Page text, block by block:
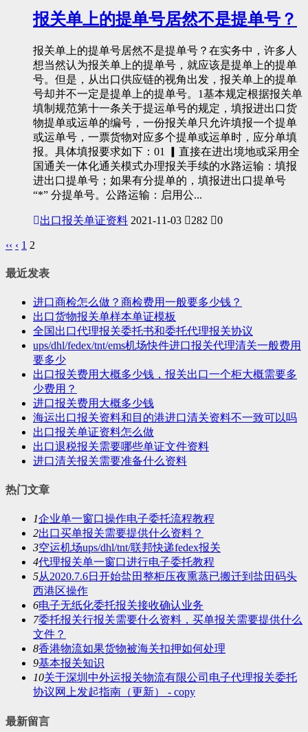
报关单上的提单号居然不是提单号？
报关单上的提单号居然不是提单号？在实务中，许多人
想当然认为报关单上的提单号，就应该是提单上的提单
号。但是，从出口供应链的视角出发，报关单上的提单
号却并不一定是提单上的提单号。1基本规定根据报关单
填制规范第十一条关于提运单号的规定，填报进出口货
物提单或运单的编号，一份报关单只允许填报一个提单
或运单号，一票货物对应多个提单或运单时，应分单填
报。具体填报要求如下：01 ▎直接在进出境地或采用全
国通关一体化通关模式办理报关手续的水路运输：填报
进出口提单号；如果有分提单的，填报进出口提单号
“*” 分提单号。公路运输：启用公...
出口报关单证资料 2021-11-03 282 0
‹‹ ‹ 1 2
最近发表
进口商检怎么做？商检费用一般要多少钱？
出口货物报关单样本单证模板
全国出口代理报关委托书和委托代理报关协议
ups/dhl/fedex/tnt/ems机场快件进口报关代理清关一般费用
要多少
出口报关费用大概多少钱，报关出口一个柜大概需要多
少费用？
进口报关费用大概多少钱
海运出口报关资料和目的港进口清关资料不一致可以吗
出口报关单证资料怎么做
出口退税报关需要哪些单证文件资料
进口清关报关需要准备什么资料
热门文章
1企业单一窗口操作电子委托流程教程
2出口买单报关需要提供什么资料？
3空运机场ups/dhl/tnt/联邦快递fedex报关
4代理报关单一窗口进行电子委托教程
5从2020.7.6日开始盐田整柜压夜熏蒸已搬迁到盐田码头
西港区操作
6电子无纸化委托报关接收确认业务
7委托报关行报关需要什么资料，买单报关需要提供什么
文件？
8香港物流如果货物被海关扣押如何处理
9基本报关知识
10关于深圳中外运报关物流有限公司电子代理报关委托
协议网上发起指南（更新） - copy
最新留言